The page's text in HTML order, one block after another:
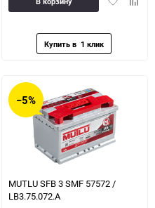
−5%
MUTLU SFB 3 SMF 57572 /
LB3.75.072.A